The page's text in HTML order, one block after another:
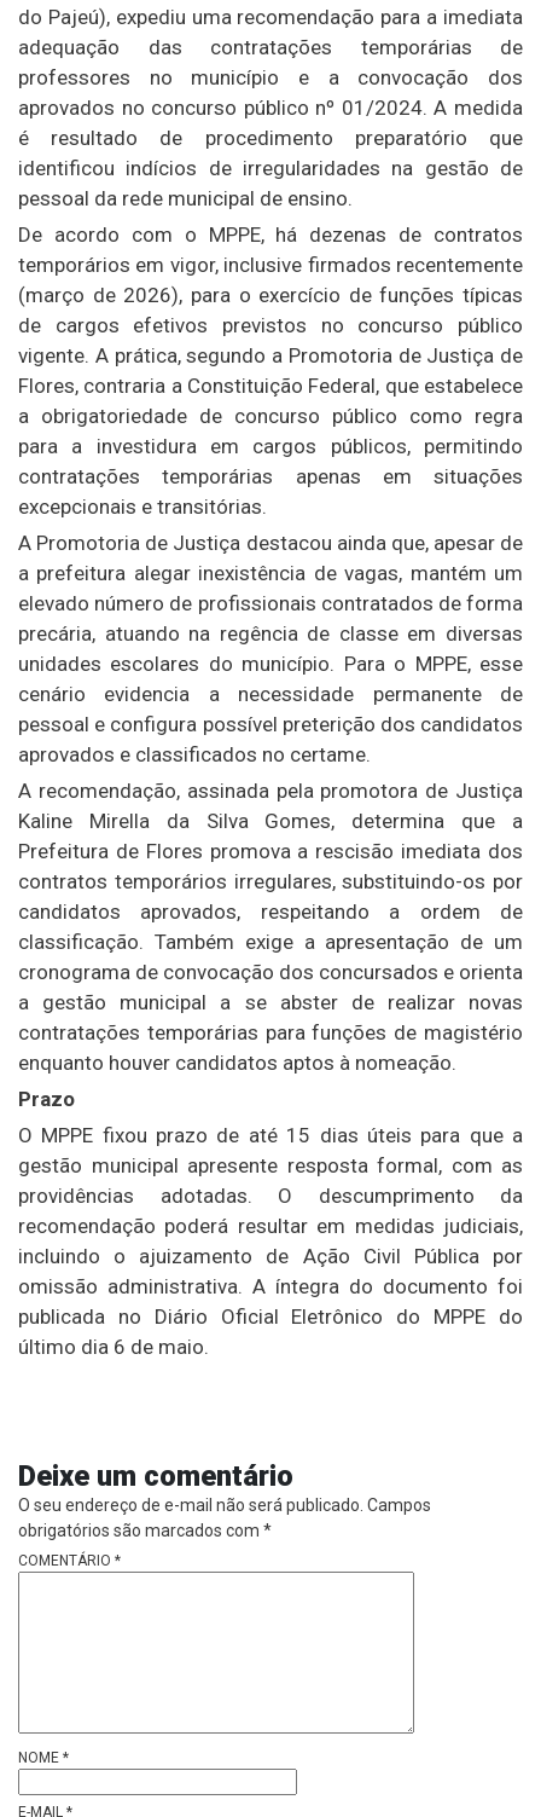
do Pajeú), expediu uma recomendação para a imediata
adequação das contratações temporárias de
professores no município e a convocação dos
aprovados no concurso público nº 01/2024. A medida
é resultado de procedimento preparatório que
identificou indícios de irregularidades na gestão de
pessoal da rede municipal de ensino.
De acordo com o MPPE, há dezenas de contratos
temporários em vigor, inclusive firmados recentemente
(março de 2026), para o exercício de funções típicas
de cargos efetivos previstos no concurso público
vigente. A prática, segundo a Promotoria de Justiça de
Flores, contraria a Constituição Federal, que estabelece
a obrigatoriedade de concurso público como regra
para a investidura em cargos públicos, permitindo
contratações temporárias apenas em situações
excepcionais e transitórias.
A Promotoria de Justiça destacou ainda que, apesar de
a prefeitura alegar inexistência de vagas, mantém um
elevado número de profissionais contratados de forma
precária, atuando na regência de classe em diversas
unidades escolares do município. Para o MPPE, esse
cenário evidencia a necessidade permanente de
pessoal e configura possível preterição dos candidatos
aprovados e classificados no certame.
A recomendação, assinada pela promotora de Justiça
Kaline Mirella da Silva Gomes, determina que a
Prefeitura de Flores promova a rescisão imediata dos
contratos temporários irregulares, substituindo-os por
candidatos aprovados, respeitando a ordem de
classificação. Também exige a apresentação de um
cronograma de convocação dos concursados e orienta
a gestão municipal a se abster de realizar novas
contratações temporárias para funções de magistério
enquanto houver candidatos aptos à nomeação.
Prazo
O MPPE fixou prazo de até 15 dias úteis para que a
gestão municipal apresente resposta formal, com as
providências adotadas. O descumprimento da
recomendação poderá resultar em medidas judiciais,
incluindo o ajuizamento de Ação Civil Pública por
omissão administrativa. A íntegra do documento foi
publicada no Diário Oficial Eletrônico do MPPE do
último dia 6 de maio.
Deixe um comentário
O seu endereço de e-mail não será publicado. Campos
obrigatórios são marcados com *
COMENTÁRIO *
NOME *
E-MAIL *